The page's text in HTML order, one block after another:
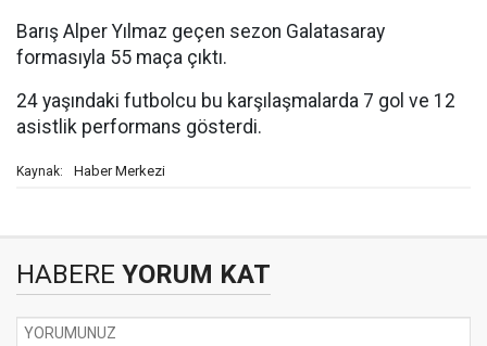
Barış Alper Yılmaz geçen sezon Galatasaray
formasıyla 55 maça çıktı.
24 yaşındaki futbolcu bu karşılaşmalarda 7 gol ve 12
asistlik performans gösterdi.
Kaynak: Haber Merkezi
HABERE YORUM KAT